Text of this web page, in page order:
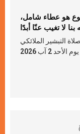
هو عطاء شامل،
بنا لا تغيب عنّا أبدًا
التبشير الملائكي
يوم الأحد 2 آب 2026